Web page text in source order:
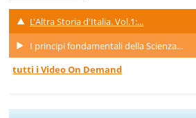
L'Altra Storia d'Italia. Vol.1:...
I principi fondamentali della Scienza...
tutti i Video On Demand